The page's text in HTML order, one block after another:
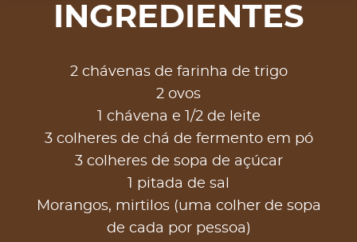
INGREDIENTES
2 chávenas de farinha de trigo
2 ovos
1 chávena e 1/2 de leite
3 colheres de chá de fermento em pó
3 colheres de sopa de açúcar
1 pitada de sal
Morangos, mirtilos (uma colher de sopa
de cada por pessoa)